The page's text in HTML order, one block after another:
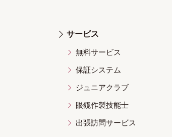
サービス
無料サービス
保証システム
ジュニアクラブ
眼鏡作製技能士
出張訪問サービス